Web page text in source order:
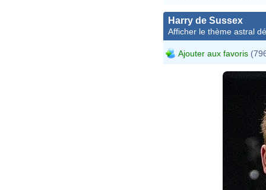
Harry de Sussex
Afficher le thème astral
Ajouter aux favoris